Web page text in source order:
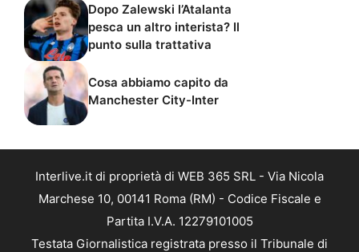
Dopo Zalewski l’Atalanta
pesca un altro interista? Il
punto sulla trattativa
Cosa abbiamo capito da
Manchester City-Inter
Interlive.it di proprietà di WEB 365 SRL - Via Nicola
Marchese 10, 00141 Roma (RM) - Codice Fiscale e
Partita I.V.A. 12279101005
Testata Giornalistica registrata presso il Tribunale di